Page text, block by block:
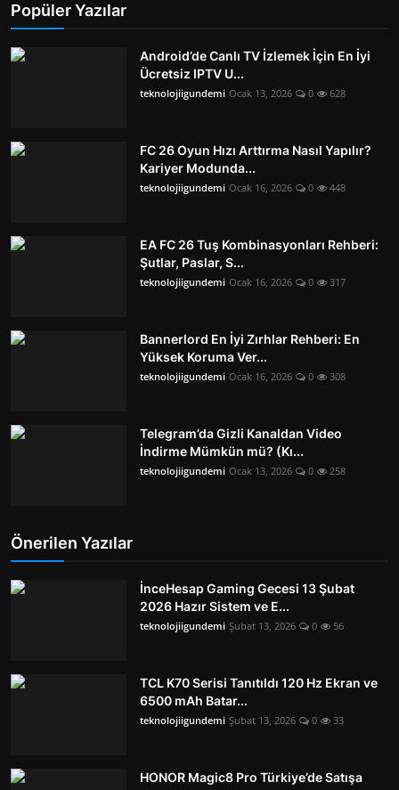
Popüler Yazılar
Android’de Canlı TV İzlemek İçin En İyi
Ücretsiz IPTV U...
teknolojiigundemi Ocak 13, 2026 0 628
FC 26 Oyun Hızı Arttırma Nasıl Yapılır?
Kariyer Modunda...
teknolojiigundemi Ocak 16, 2026 0 448
EA FC 26 Tuş Kombinasyonları Rehberi:
Şutlar, Paslar, S...
teknolojiigundemi Ocak 16, 2026 0 317
Bannerlord En İyi Zırhlar Rehberi: En
Yüksek Koruma Ver...
teknolojiigundemi Ocak 16, 2026 0 308
Telegram’da Gizli Kanaldan Video
İndirme Mümkün mü? (Kı...
teknolojiigundemi Ocak 13, 2026 0 258
Önerilen Yazılar
İnceHesap Gaming Gecesi 13 Şubat
2026 Hazır Sistem ve E...
teknolojiigundemi Şubat 13, 2026 0 56
TCL K70 Serisi Tanıtıldı 120 Hz Ekran ve
6500 mAh Batar...
teknolojiigundemi Şubat 13, 2026 0 33
HONOR Magic8 Pro Türkiye’de Satışa